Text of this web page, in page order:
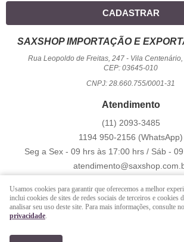
CADASTRAR
SAXSHOP IMPORTAÇÃO E
Rua Leopoldo de Freitas, 247- Vila
CEP: 03645-010
CNPJ: 28.660.755/0001-31
Atendimento
(11) 2093-3485
1194 950-2156 (WhatsApp)
Seg a Sex - 09 hrs às 17:00 hrs / Sáb -
LOJA VIRTUAL CRIADA POR
Usamos cookies para garantir que oferecemos a melhor
inclui cookies de sites de redes sociais de terceiros e cookies
analisar seu uso deste site. Para mais informações, consulte
privacidade.
https://www.saxshop.com.br/file/exportacao/xml-